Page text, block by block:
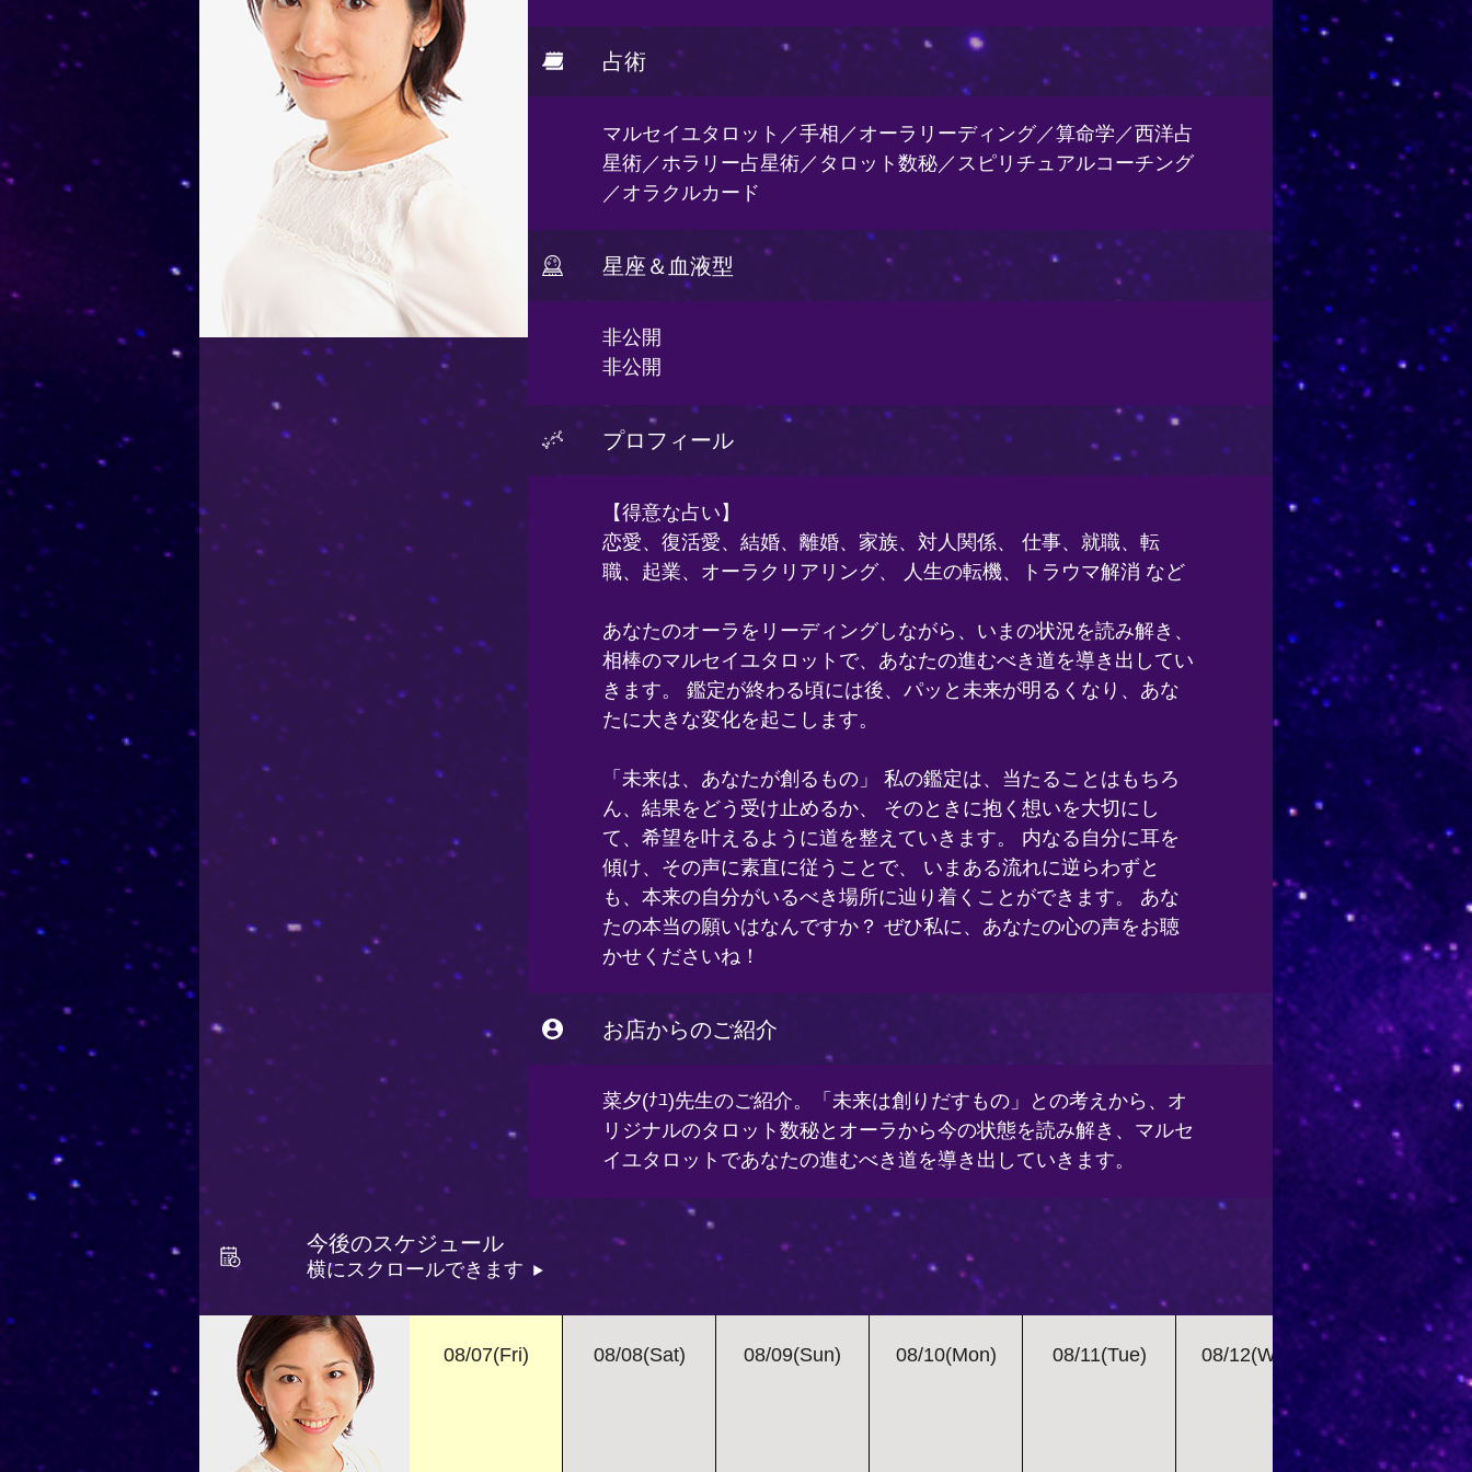
占術
マルセイユタロット／手相／オーラリーディング／算命学／西洋占
星術／ホラリー占星術／タロット数秘／スピリチュアルコーチング
／オラクルカード
星座＆血液型
非公開
非公開
プロフィール
【得意な占い】
恋愛、復活愛、結婚、離婚、家族、対人関係、 仕事、就職、転
職、起業、オーラクリアリング、 人生の転機、トラウマ解消 など
あなたのオーラをリーディングしながら、いまの状況を読み解き、
相棒のマルセイユタロットで、あなたの進むべき道を導き出してい
きます。 鑑定が終わる頃には後、パッと未来が明るくなり、あな
たに大きな変化を起こします。
「未来は、あなたが創るもの」 私の鑑定は、当たることはもちろ
ん、結果をどう受け止めるか、 そのときに抱く想いを大切にし
て、希望を叶えるように道を整えていきます。 内なる自分に耳を
傾け、その声に素直に従うことで、 いまある流れに逆らわずと
も、本来の自分がいるべき場所に辿り着くことができます。 あな
たの本当の願いはなんですか？ ぜひ私に、あなたの心の声をお聴
かせくださいね！
お店からのご紹介
菜夕(ﾅﾕ)先生のご紹介。「未来は創りだすもの」との考えから、オ
リジナルのタロット数秘とオーラから今の状態を読み解き、マルセ
イユタロットであなたの進むべき道を導き出していきます。
今後のスケジュール
横にスクロールできます
08/07(Fri) 08/08(Sat) 08/09(Sun) 08/10(Mon) 08/11(Tue) 08/12(Wed)